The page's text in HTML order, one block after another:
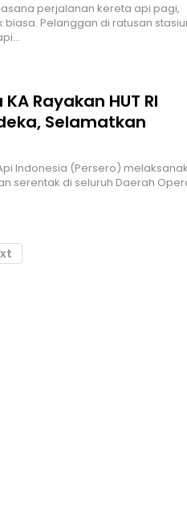
perjalanan kereta api pagi,
Pelanggan di ratusan
Rayakan HUT RI
Selamatkan
Api Indonesia (Persero)
serentak di seluruh Daerah